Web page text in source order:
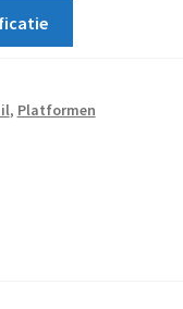
, Platformen